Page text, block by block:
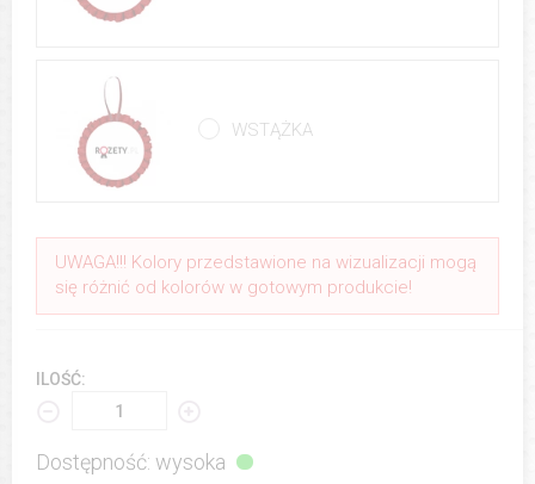
WSTĄŻKA
UWAGA!!! Kolory przedstawione na wizualizacji mogą
się różnić od kolorów w gotowym produkcie!
ILOŚĆ:
Dostępność: wysoka